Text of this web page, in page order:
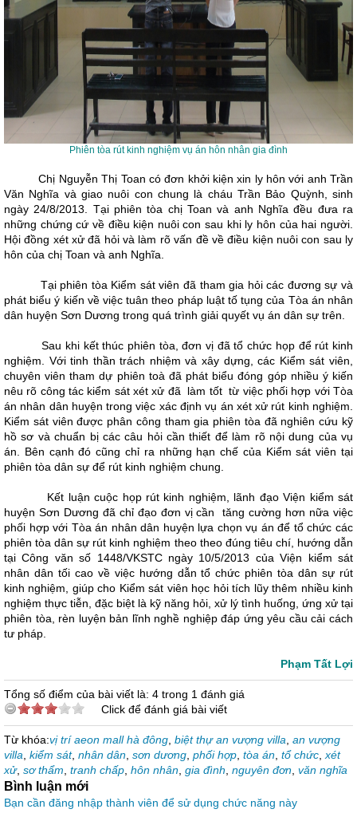
Phiên tòa rút kinh nghiệm vụ án hôn nhân gia đình
Chị Nguyễn Thị Toan có đơn khởi kiện xin ly hôn với anh Trần
Văn Nghĩa và giao nuôi con chung là cháu Trần Bảo Quỳnh, sinh
ngày 24/8/2013. Tại phiên tòa chị Toan và anh Nghĩa đều đưa ra
những chứng cứ về điều kiện nuôi con sau khi ly hôn của hai người.
Hội đồng xét xử đã hỏi và làm rõ vấn đề về điều kiện nuôi con sau ly
hôn của chị Toan và anh Nghĩa.
Tại phiên tòa Kiểm sát viên đã tham gia hỏi các đương sự và
phát biểu ý kiến về việc tuân theo pháp luật tố tụng của Tòa án nhân
dân huyện Sơn Dương trong quá trình giải quyết vụ án dân sự trên.
Sau khi kết thúc phiên tòa, đơn vị đã tổ chức họp để rút kinh
nghiệm. Với tinh thần trách nhiệm và xây dựng, các Kiểm sát viên,
chuyên viên tham dự phiên toà đã phát biểu đóng góp nhiều ý kiến
nêu rõ công tác kiểm sát xét xử đã làm tốt từ việc phối hợp với Tòa
án nhân dân huyện trong việc xác định vụ án xét xử rút kinh nghiệm.
Kiểm sát viên được phân công tham gia phiên tòa đã nghiên cứu kỹ
hồ sơ và chuẩn bị các câu hỏi cần thiết để làm rõ nội dung của vụ
án. Bên cạnh đó cũng chỉ ra những hạn chế của Kiểm sát viên tại
phiên tòa dân sự để rút kinh nghiệm chung.
Kết luận cuộc họp rút kinh nghiệm, lãnh đạo Viện kiểm sát
huyện Sơn Dương đã chỉ đạo đơn vị cần tăng cường hơn nữa việc
phối hợp với Tòa án nhân dân huyện lựa chọn vụ án để tổ chức các
phiên tòa dân sự rút kinh nghiệm theo theo đúng tiêu chí, hướng dẫn
tại Công văn số 1448/VKSTC ngày 10/5/2013 của Viện kiểm sát
nhân dân tối cao về việc hướng dẫn tổ chức phiên tòa dân sự rút
kinh nghiệm, giúp cho Kiểm sát viên học hỏi tích lũy thêm nhiều kinh
nghiệm thực tiễn, đặc biệt là kỹ năng hỏi, xử lý tình huống, ứng xử tại
phiên tòa, rèn luyện bản lĩnh nghề nghiệp đáp ứng yêu cầu cải cách
tư pháp.
Phạm Tất Lợi
Tổng số điểm của bài viết là: 4 trong 1 đánh giá
Click để đánh giá bài viết
Từ khóa:vị trí aeon mall hà đông biệt thự an vượng villa an vượng
villa kiểm sát, nhân dân sơn dương phối hợp tòa án tổ chức xét
xử, sơ thẩm tranh chấp hôn nhân gia đình nguyên đơn văn nghĩa
Bình luận mới
Bạn cần đăng nhập thành viên để sử dụng chức năng này